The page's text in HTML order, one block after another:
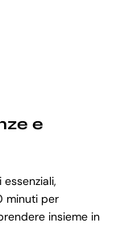
e
minuti per
insieme in